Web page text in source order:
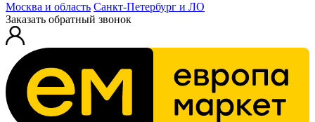
Москва и область Санкт-Петербург и ЛО
Заказать обратный звонок